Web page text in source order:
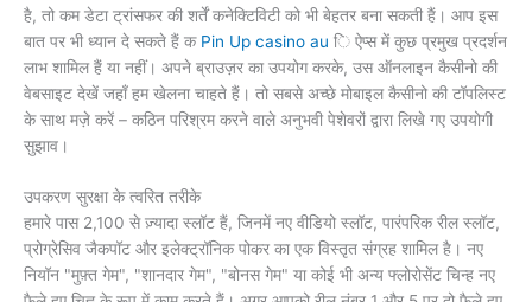
है, तो कम डेटा ट्रांसफर की शर्तें कनेक्टिविटी को भी बेहतर बना सकती हैं। आप इस
बात पर भी ध्यान दे सकते हैं क Pin Up casino au ि ऐप्स में कुछ प्रमुख प्रदर्शन
लाभ शामिल हैं या नहीं। अपने ब्राउज़र का उपयोग करके, उस ऑनलाइन कैसीनो की
वेबसाइट देखें जहाँ हम खेलना चाहते हैं। तो सबसे अच्छे मोबाइल कैसीनो की टॉपलिस्ट
के साथ मज़े करें – कठिन परिश्रम करने वाले अनुभवी पेशेवरों द्वारा लिखे गए उपयोगी
सुझाव।
उपकरण सुरक्षा के त्वरित तरीके
हमारे पास 2,100 से ज़्यादा स्लॉट हैं, जिनमें नए वीडियो स्लॉट, पारंपरिक रील स्लॉट,
प्रोग्रेसिव जैकपॉट और इलेक्ट्रॉनिक पोकर का एक विस्तृत संग्रह शामिल है। नए
नियॉन "मुफ़्त गेम", "शानदार गेम", "बोनस गेम" या कोई भी अन्य फ्लोरोसेंट चिन्ह नए